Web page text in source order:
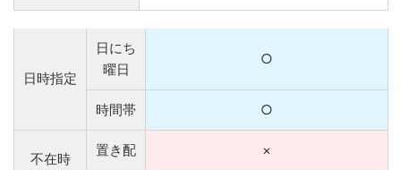
日時指定
日にち
曜日
○
時間帯 ○
不在時
置き配 ×